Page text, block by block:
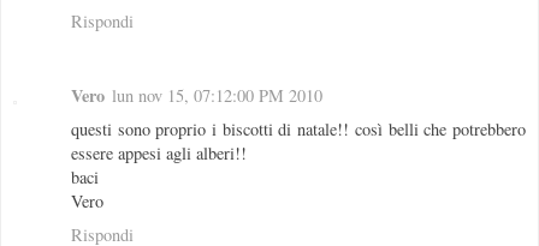
Rispondi
Vero lun nov 15, 07:12:00 PM 2010
questi sono proprio i biscotti di natale!! così belli che potrebbero
essere appesi agli alberi!!
baci
Vero
Rispondi